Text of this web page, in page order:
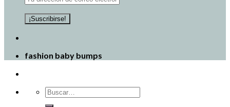
fashion baby bumps